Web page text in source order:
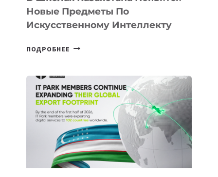
Новые Предметы По
Искусственному Интеллекту
ПОДРОБНЕЕ
НОВЫЕ
ПРЕДМЕТЫ
ПО
ИСКУССТВЕННОМУ
ИНТЕЛЛЕКТУ